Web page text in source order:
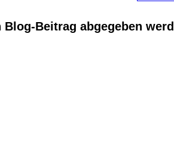
Beitrag abgegeben